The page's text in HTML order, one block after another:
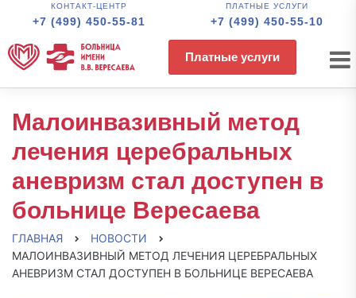
КОНТАКТ-ЦЕНТР
+7 (499) 450-55-81
ПЛАТНЫЕ УСЛУГИ
+7 (499) 450-55-10
Платные услуги
Малоинвазивный метод
лечения церебральных
аневризм стал доступен в
больнице Вересаева
ГЛАВНАЯ
НОВОСТИ
МАЛОИНВАЗИВНЫЙ МЕТОД ЛЕЧЕНИЯ ЦЕРЕБРАЛЬНЫХ
АНЕВРИЗМ СТАЛ ДОСТУПЕН В БОЛЬНИЦЕ ВЕРЕСАЕВА